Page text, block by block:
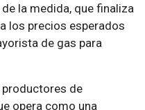
la medida, que finaliza
los precios esperados
de gas para
de
opera como una